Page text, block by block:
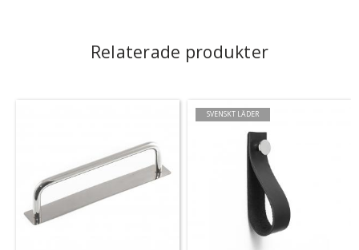
Relaterade produkter
SVENSKT LÄDER